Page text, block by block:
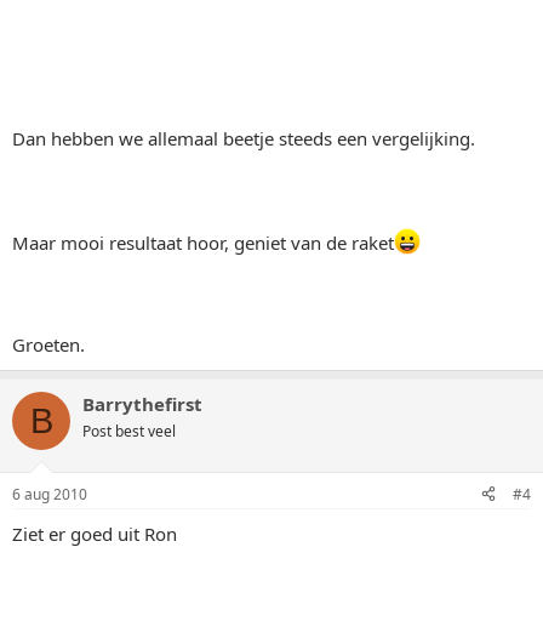
Dan hebben we allemaal beetje steeds een vergelijking.
Maar mooi resultaat hoor, geniet van de raket
Groeten.
B Barrythefirst
Post best veel
6 aug 2010 #4
Ziet er goed uit Ron